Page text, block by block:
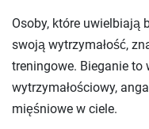
Osoby, które uwielbiają
swoją wytrzymałość,
treningowe. Bieganie to
wytrzymałościowy,
mięśniowe w ciele.